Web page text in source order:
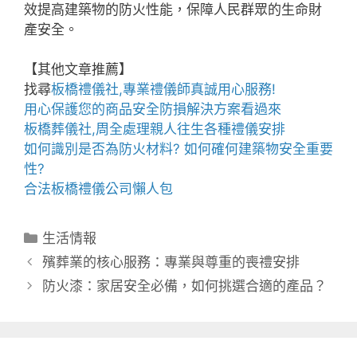
效提高建築物的防火性能，保障人民群眾的生命財
產安全。
【其他文章推薦】
找尋板橋禮儀社,專業禮儀師真誠用心服務!
用心保護您的商品安全 防損解決方案看過來
板橋葬儀社,周全處理親人往生各種禮儀安排
如何識別是否為 防火材料? 如何確何建築物安全重要
性?
合法板橋禮儀公司懶人包
分
類
生活情報
殯葬業的核心服務：專業與尊重的喪禮安排
防火漆：家居安全必備，如何挑選合適的產品？